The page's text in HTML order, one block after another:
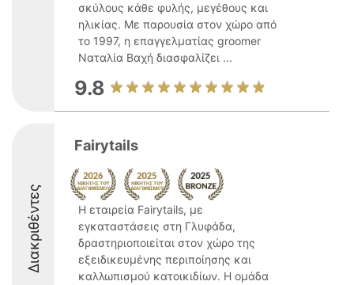
σκύλους κάθε φυλής, μεγέθους και
ηλικίας. Με παρουσία στον χώρο από
το 1997, η επαγγελματίας groomer
Ναταλία Βαχή διασφαλίζει ...
9.8
Διακριθέντες
Fairytails
Η εταιρεία Fairytails, με
εγκαταστάσεις στη Γλυφάδα,
δραστηριοποιείται στον χώρο της
εξειδικευμένης περιποίησης και
καλλωπισμού κατοικιδίων. Η ομάδα